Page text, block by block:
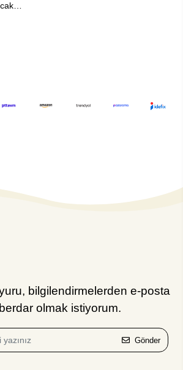
bilgilendirmelerden e-posta
olmak istiyorum.
Gönder